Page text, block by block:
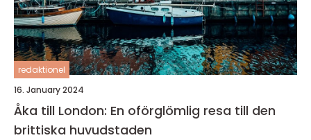
redaktionel
16. January 2024
Åka till London: En oförglömlig resa till den
brittiska huvudstaden